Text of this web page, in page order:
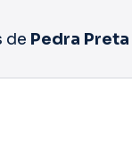
de Pedra Preta